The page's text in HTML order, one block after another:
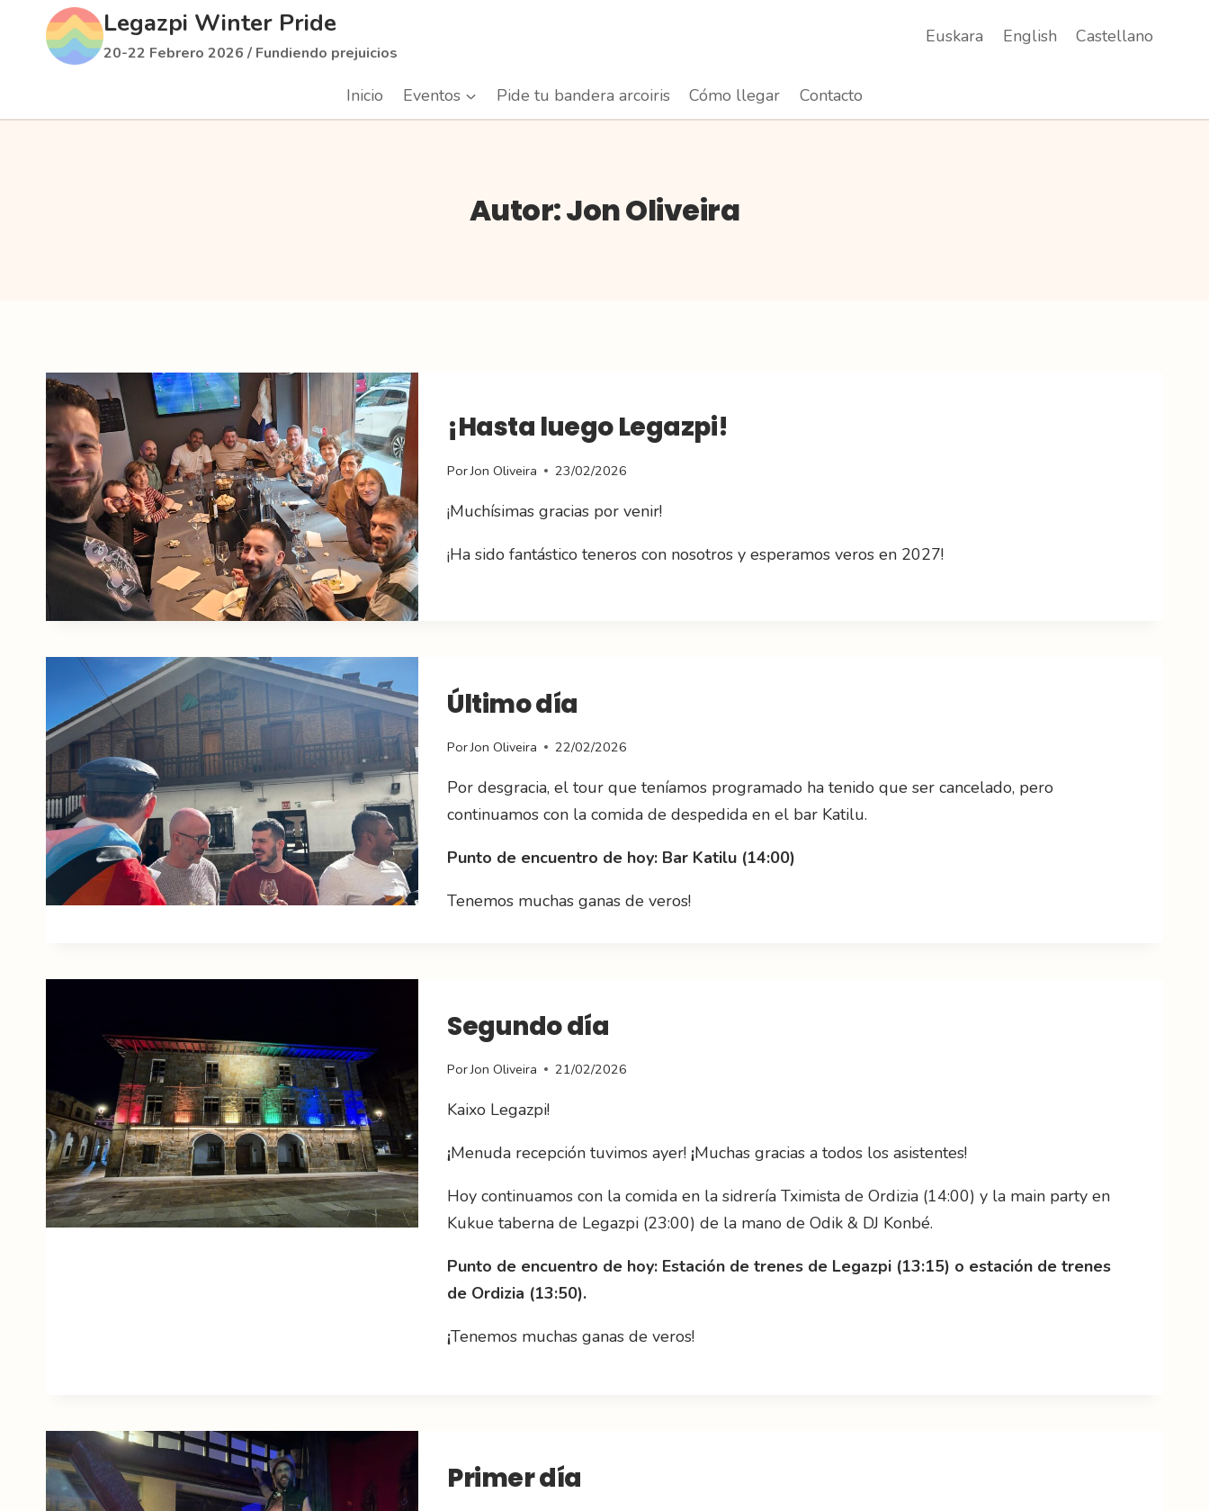
contenido
Legazpi Winter Pride
20-22 Febrero 2026 / Fundiendo prejuicios
Euskara English Castellano
Inicio Eventos Pide tu bandera arcoiris Cómo llegar Contacto
Autor: Jon Oliveira
¡Hasta luego Legazpi!
PorJon Oliveira 23/02/2026
¡Muchísimas gracias por venir!
¡Ha sido fantástico teneros con nosotros y esperamos veros en 2027!
Último día
PorJon Oliveira 22/02/2026
Por desgracia, el tour que teníamos programado ha tenido que ser cancelado, pero
continuamos con la comida de despedida en el bar Katilu.
Punto de encuentro de hoy: Bar Katilu (14:00)
Tenemos muchas ganas de veros!
Segundo día
PorJon Oliveira 21/02/2026
Kaixo Legazpi!
¡Menuda recepción tuvimos ayer! ¡Muchas gracias a todos los asistentes!
Hoy continuamos con la comida en la sidrería Tximista de Ordizia (14:00) y la main party en
Kukue taberna de Legazpi (23:00) de la mano de Odik & DJ Konbé.
Punto de encuentro de hoy: Estación de trenes de Legazpi (13:15) o estación de trenes
de Ordizia (13:50).
¡Tenemos muchas ganas de veros!
Primer día